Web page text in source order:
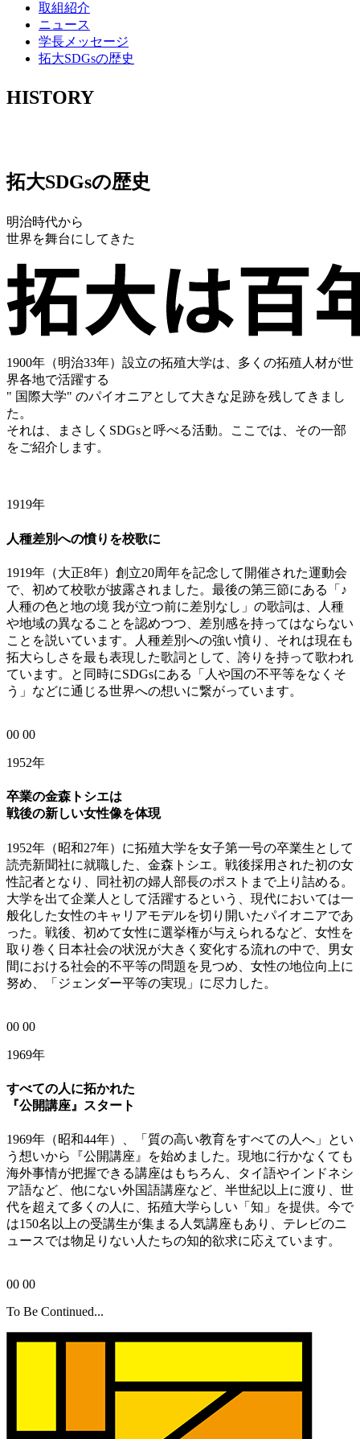
取組紹介
ニュース
学長メッセージ
拓大SDGsの歴史
HISTORY
拓大SDGsの歴史
明治時代から
世界を舞台にしてきた
1900年（明治33年）設立の拓殖大学は、多くの拓殖人材が世
界各地で活躍する
" 国際大学" のパイオニアとして大きな足跡を残してきまし
た。
それは、まさしくSDGsと呼べる活動。ここでは、その一部
をご紹介します。
1919年
人種差別への憤りを校歌に
1919年（大正8年）創立20周年を記念して開催された運動会
で、初めて校歌が披露されました。最後の第三節にある「♪
人種の色と地の境 我が立つ前に差別なし」の歌詞は、人種
や地域の異なることを認めつつ、差別感を持ってはならない
ことを説いています。人種差別への強い憤り、それは現在も
拓大らしさを最も表現した歌詞として、誇りを持って歌われ
ています。と同時にSDGsにある「人や国の不平等をなくそ
う」などに通じる世界への想いに繋がっています。
00 00
1952年
卒業の金森トシエは
戦後の新しい女性像を体現
1952年（昭和27年）に拓殖大学を女子第一号の卒業生として
読売新聞社に就職した、金森トシエ。戦後採用された初の女
性記者となり、同社初の婦人部長のポストまで上り詰める。
大学を出て企業人として活躍するという、現代においては一
般化した女性のキャリアモデルを切り開いたパイオニアであ
った。戦後、初めて女性に選挙権が与えられるなど、女性を
取り巻く日本社会の状況が大きく変化する流れの中で、男女
間における社会的不平等の問題を見つめ、女性の地位向上に
努め、「ジェンダー平等の実現」に尽力した。
00 00
1969年
すべての人に拓かれた
『公開講座』スタート
1969年（昭和44年）、「質の高い教育をすべての人へ」とい
う想いから『公開講座』を始めました。現地に行かなくても
海外事情が把握できる講座はもちろん、タイ語やインドネシ
ア語など、他にない外国語講座など、半世紀以上に渡り、世
代を超えて多くの人に、拓殖大学らしい「知」を提供。今で
は150名以上の受講生が集まる人気講座もあり、テレビのニ
ュースでは物足りない人たちの知的欲求に応えています。
00 00
To Be Continued...